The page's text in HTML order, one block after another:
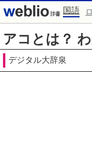
国語
アコとは？
デジタル大辞泉